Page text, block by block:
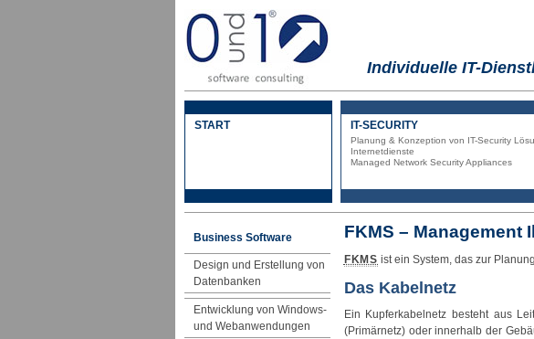
Individuelle IT-
START IT-SECURITY
Planung & Konzeption von IT-Security
Internetdienste
Managed Network Security Appliances
Business Software
Design und Erstellung von
Datenbanken
Entwicklung von Windows-
und Webanwendungen
FKMS – Management
FKMS ist ein System, das zur
Das Kabelnetz
Ein Kupferkabelnetz besteht aus
(Primärnetz) oder innerhalb der